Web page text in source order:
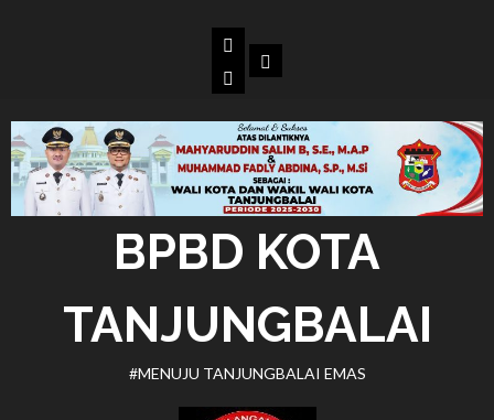
Beranda
BPBD
Tanjungbalai
Dokumen
BPBD KOTA
TANJUNGBALAI
#MENUJU TANJUNGBALAI EMAS